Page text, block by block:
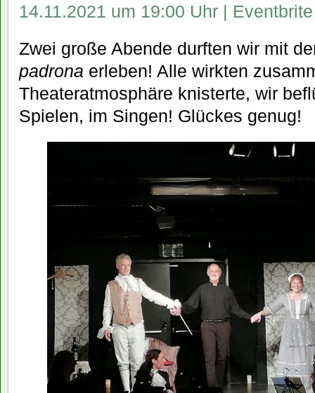
14.11.2021 um 19:00 Uhr | Eventbrite
Zwei große Abende durften wir mit
padrona erleben! Alle wirkten
Theateratmosphäre knisterte, wir
Spielen, im Singen! Glückes genug!